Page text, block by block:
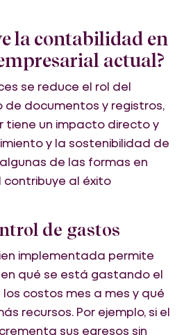
la contabilidad en
actual?
se reduce el rol del
documentos y registros,
tiene un impacto directo y
y la sostenibilidad de
de las formas en
al éxito
de gastos
implementada permite
qué se está gastando el
costos mes a mes y qué
recursos. Por ejemplo, si el
sus egresos sin